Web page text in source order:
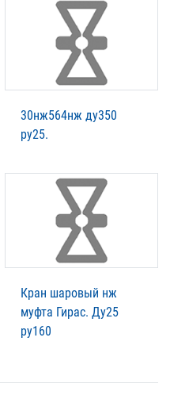
30нж564нж ду350
ру25.
Кран шаровый нж
муфта Гирас. Ду25
ру160